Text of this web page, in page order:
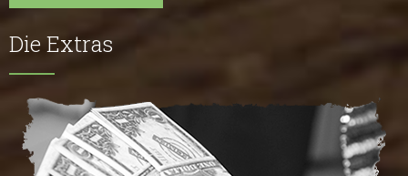
Die Extras